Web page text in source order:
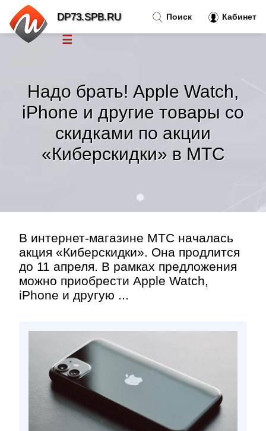
Надо брать! Apple Watch,
iPhone и другие товары со
скидками по акции
«Киберскидки» в МТС
В интернет-магазине МТС началась
акция «Киберскидки». Она продлится
до 11 апреля. В рамках предложения
можно приобрести Apple Watch,
iPhone и другую ...
Поиск Кабинет
DP73.SPB.RU
☰
Тренды новостей»
Рубрики»